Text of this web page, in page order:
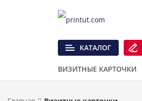
КАТАЛОГ
ВИЗИТНЫЕ КАРТОЧКИ